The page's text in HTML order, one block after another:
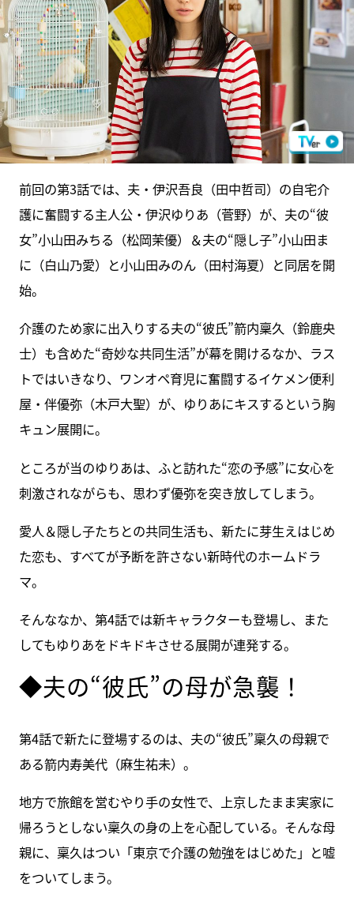
前回の第3話では、夫・伊沢吾良（田中哲司）の自宅介
護に奮闘する主人公・伊沢ゆりあ（菅野）が、夫の“彼
女”小山田みちる（松岡茉優）＆夫の“隠し子”小山田ま
に（白山乃愛）と小山田みのん（田村海夏）と同居を開
始。
介護のため家に出入りする夫の“彼氏”箭内稟久（鈴鹿央
士）も含めた“奇妙な共同生活”が幕を開けるなか、ラス
トではいきなり、ワンオペ育児に奮闘するイケメン便利
屋・伴優弥（木戸大聖）が、ゆりあにキスするという胸
キュン展開に。
ところが当のゆりあは、ふと訪れた“恋の予感”に女心を
刺激されながらも、思わず優弥を突き放してしまう。
愛人＆隠し子たちとの共同生活も、新たに芽生えはじめ
た恋も、すべてが予断を許さない新時代のホームドラ
マ。
そんななか、第4話では新キャラクターも登場し、また
してもゆりあをドキドキさせる展開が連発する。
◆夫の“彼氏”の母が急襲！
第4話で新たに登場するのは、夫の“彼氏”稟久の母親で
ある箭内寿美代（麻生祐未）。
地方で旅館を営むやり手の女性で、上京したまま実家に
帰ろうとしない稟久の身の上を心配している。そんな母
親に、稟久はつい「東京で介護の勉強をはじめた」と嘘
をついてしまう。